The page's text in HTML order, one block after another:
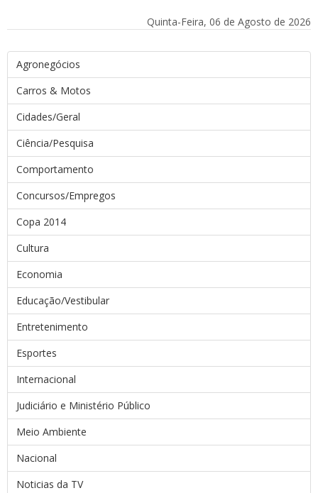
Quinta-Feira, 06 de Agosto de 2026
Agronegócios
Carros & Motos
Cidades/Geral
Ciência/Pesquisa
Comportamento
Concursos/Empregos
Copa 2014
Cultura
Economia
Educação/Vestibular
Entretenimento
Esportes
Internacional
Judiciário e Ministério Público
Meio Ambiente
Nacional
Noticias da TV